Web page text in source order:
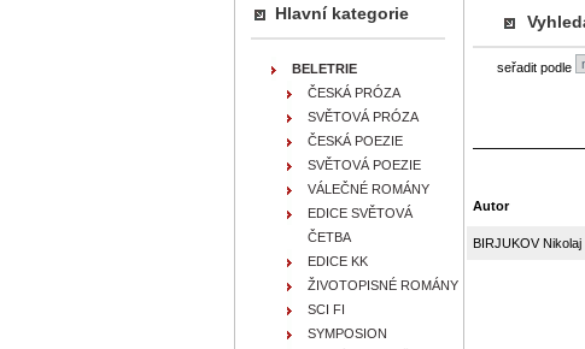
seřadit podle
Autor
BIRJUKOV Nikolaj
Hlavní kategorie
BELETRIE
ČESKÁ PRÓZA
SVĚTOVÁ PRÓZA
ČESKÁ POEZIE
SVĚTOVÁ POEZIE
VÁLEČNÉ ROMÁNY
EDICE SVĚTOVÁ
ČETBA
EDICE KK
ŽIVOTOPISNÉ ROMÁNY
SCI FI
SYMPOSION